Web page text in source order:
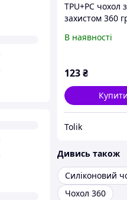
TPU+PC чохол з
захистом 360
Max (6.7")
В наявності
123₴
Купити
Tolik
Дивись також
Силіконовий
Чохол 360